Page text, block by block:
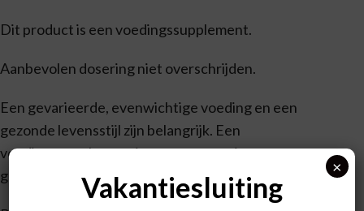
Dit product is een voedingssupplement.
Aanbevolen dosering niet overschrijden.
Een gevarieerde, evenwichtige voeding en een
gezonde levensstijl zijn belangrijk. Een
voedingssupplement is geen vervanging van een
gevarieerde voeding.Vakantiesluiting
×